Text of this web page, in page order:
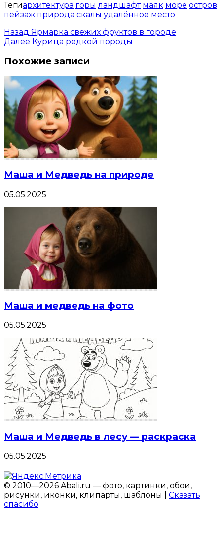
Тегиархитектура горы ландшафт маяк море остров
пейзаж природа скалы удалённое место
Назад Ярмарка свежих фруктов в городе
Далее Курица редкой породы
Похожие записи
Маша и Медведь на природе
05.05.2025
Маша и медведь на фото
05.05.2025
Маша и Медведь в лесу — раскраска
05.05.2025
© 2010—2026 Abali.ru — фото, картинки, обои,
рисунки, иконки, клипарты, шаблоны | Сказать
спасибо